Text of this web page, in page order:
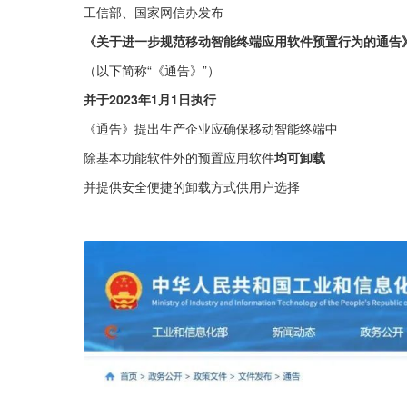
工信部、国家网信办发布
《关于进一步规范移动智能终端应用软件预置行为的通告
（以下简称“《通告》”）
并于2023年1月1日执行
《通告》提出生产企业应确保移动智能终端中
除基本功能软件外的预置应用软件均可卸载
并提供安全便捷的卸载方式供用户选择